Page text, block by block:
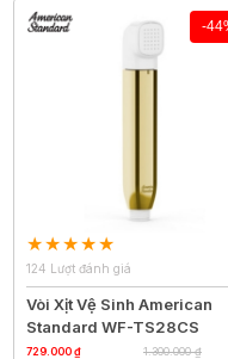
-
124 Lượt đánh giá
Vòi Xịt Vệ Sinh American
Standard WF-TS28CS
729.000 ₫ 1.300.000 ₫